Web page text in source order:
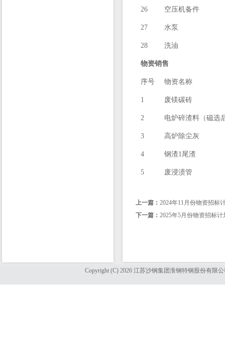
26 空压机备件
27 水泵
28 洗油
物资销售
序号 物资名称
1 废镁碳砖
2 电炉碎渣料（磁选
3 高炉除尘灰
4 钢渣1尾渣
5 废浸渍管
上一篇： 2024年11月份物资招标
下一篇： 2025年5月份物资招标计
Copyright (C) 2026 江苏沙钢集团淮钢特钢股份有限